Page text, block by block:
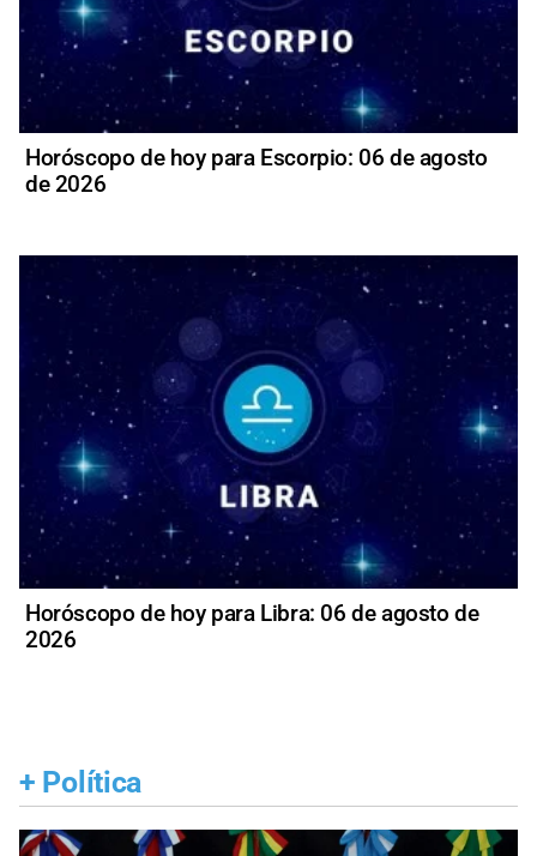
Horóscopo de hoy para Escorpio: 06 de agosto
de 2026
Horóscopo de hoy para Libra: 06 de agosto de
2026
+ Política